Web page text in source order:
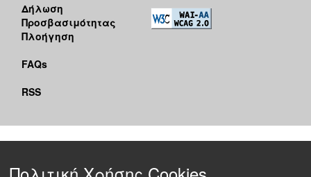
Δήλωση
Προσβασιμότητας
Πλοήγηση
FAQs
RSS